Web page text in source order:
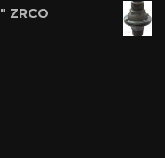
ZRCO